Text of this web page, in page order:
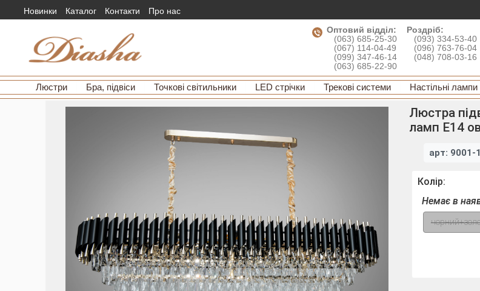
Новинки Каталог Контакти Про нас
Оптовий відділ:
(063) 685-25-30
(067) 114-04-49
(099) 347-46-14
(063) 685-22-90
Роздріб:
(093) 334-53-40
(096) 763-76-04
(048) 708-03-16
Люстри Бра, підвіси Точкові світильники LED стрічки Трекові системи Настільні лампи
Люстра
ламп E14
арт: 9001-
Колір:
Немає в